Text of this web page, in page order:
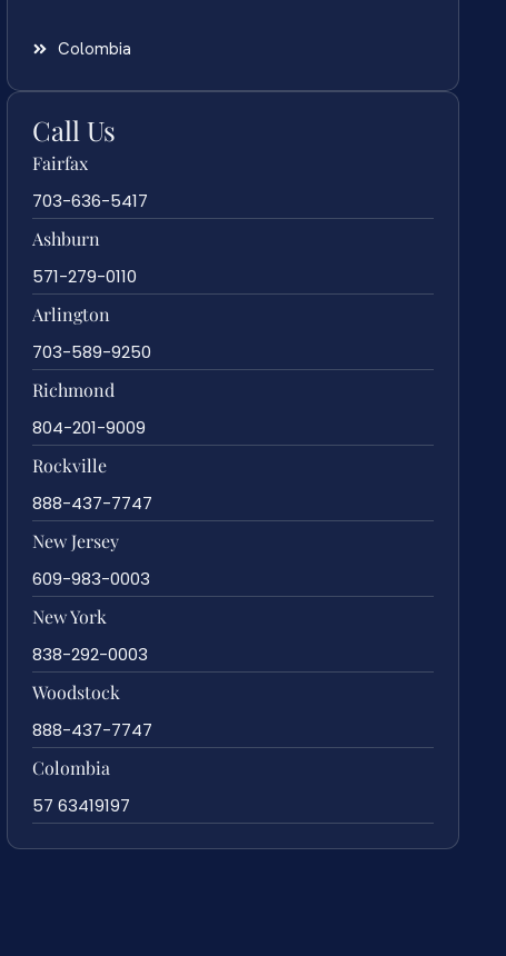
Colombia
Call Us
Fairfax
703-636-5417
Ashburn
571-279-0110
Arlington
703-589-9250
Richmond
804-201-9009
Rockville
888-437-7747
New Jersey
609-983-0003
New York
838-292-0003
Woodstock
888-437-7747
Colombia
57 63419197